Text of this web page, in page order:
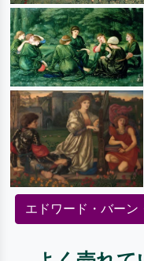
エドワード・バーン